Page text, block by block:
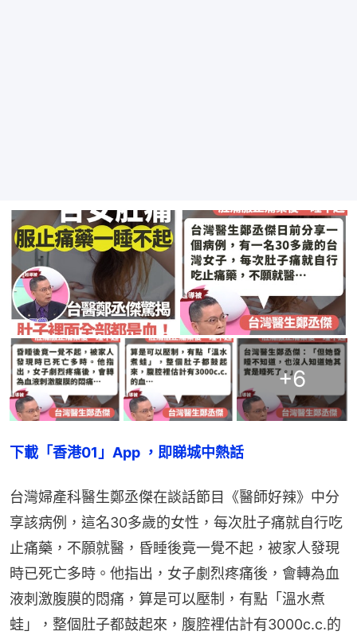
+6
下載「香港01」App ，即睇城中熱話
台灣婦產科醫生鄭丞傑在談話節目《醫師好辣》中分
享該病例，這名30多歲的女性，每次肚子痛就自行吃
止痛藥，不願就醫，昏睡後竟一覺不起，被家人發現
時已死亡多時。他指出，女子劇烈疼痛後，會轉為血
液刺激腹膜的悶痛，算是可以壓制，有點「溫水煮
蛙」，整個肚子都鼓起來，腹腔裡估計有3000c.c.的